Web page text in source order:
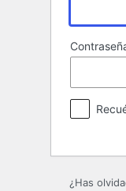
¿Has